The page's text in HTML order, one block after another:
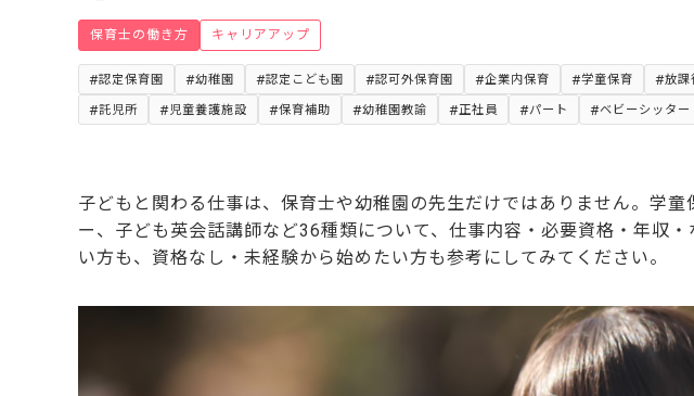
保育士の働き方 キャリアアップ
認定保育園 幼稚園 認定こども園 認可外保育園 企業内保育 学童保育 放課
託児所 児童養護施設 保育補助 幼稚園教諭 正社員 パート ベビーシッター
子どもと関わる仕事は、保育士や幼稚園の先生だけではありません。学
ー、子ども英会話講師など36種類について、仕事内容・必要資格・年収
い方も、資格なし・未経験から始めたい方も参考にしてみてください。